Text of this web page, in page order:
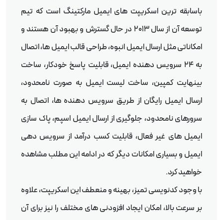
باسابقه ترین اسکریپت های ایمیل مارکتینگ است که تیم
توسعه آن از سال 2013 در حال گسترش و بهبود آن هستند و
امکاناتی مثل ارسال ایمیل انبوه، طراحی قالب ایمیل ها، اتصال
به 24 سرویس دهنده ایمیل، قابلیت پاسخ خودکار، ساخت
بینهایت کمپین، ساخت لیست ایمیل به صورت نامحدود،
ارسال ایمیل رایگان از طریق سرویس دهنده ها، اتصال به
سرورهای نامحدود، جلوگیری از ارسال ایمیل اسپم، پاک سازی
ایمیل های غیر فعال، قابلیت کسب درآمد از سرویس دهی
ایمیل و بسیاری امکانات دیگر که در ادامه این مطلب مشاهده
خواهید کرد.
با وجود کدنویسی تمیز، بهینه و منعطف این اسکریپت، علاوه
بر سرعت بالا، امکان ایجاد افزودنی های مختلف را نیز برای آن